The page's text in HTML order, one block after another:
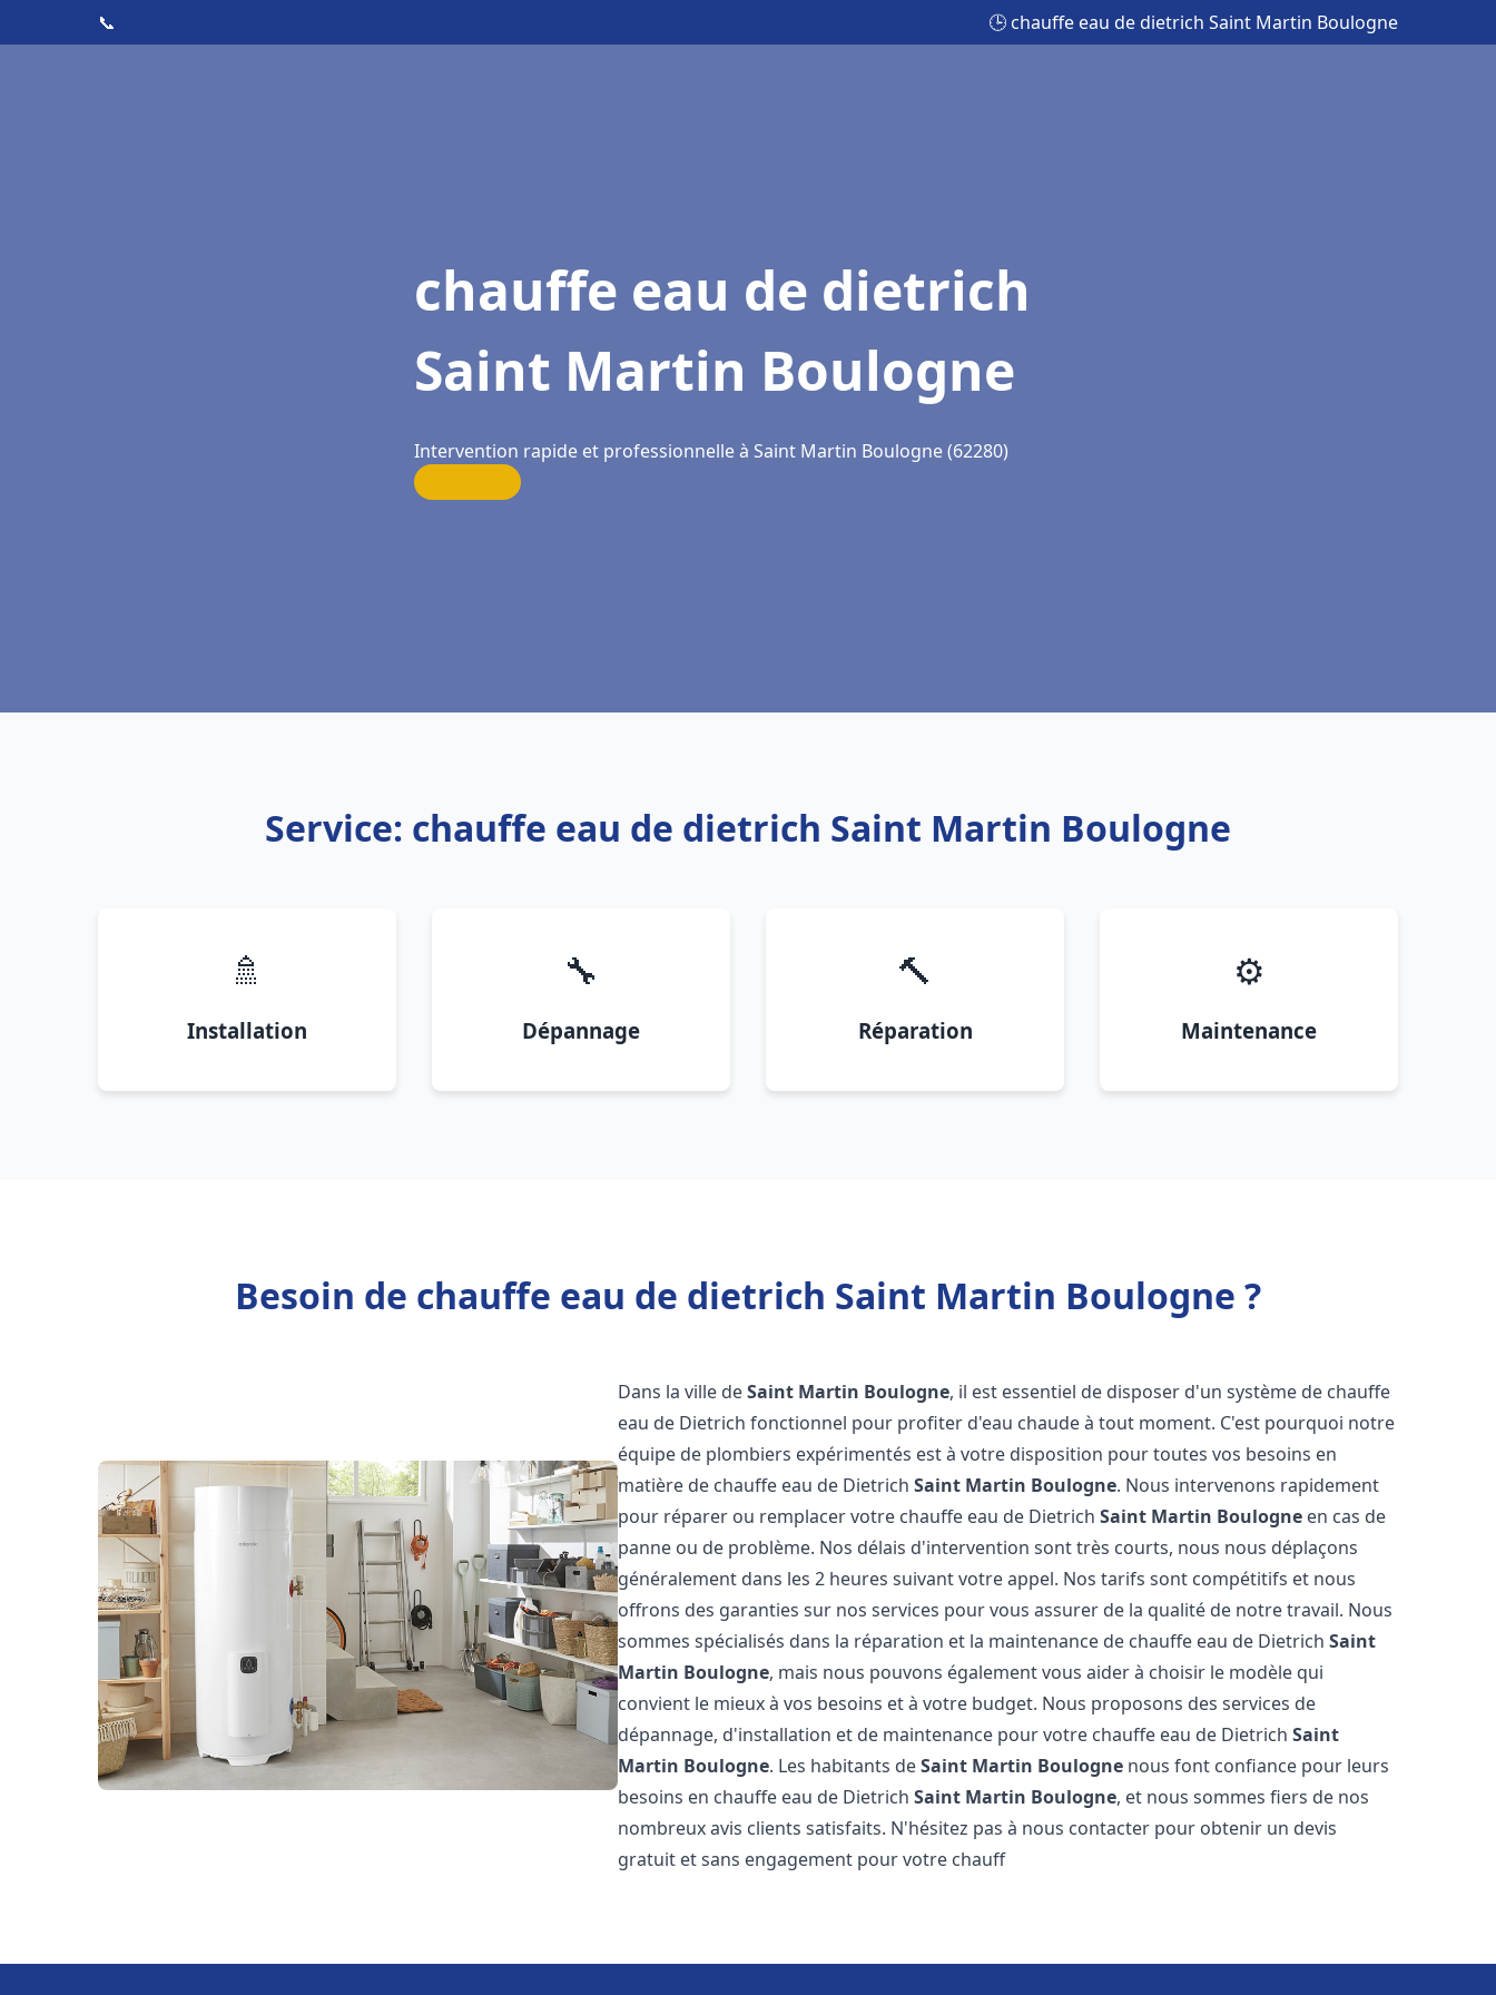
📞 🕒 chauffe eau de dietrich Saint Martin Boulogne
chauffe eau de dietrich
Saint Martin Boulogne
Intervention rapide et professionnelle à Saint Martin Boulogne (62280)
Service: chauffe eau de dietrich Saint Martin Boulogne
🚿
Installation
🔧
Dépannage
🔨
Réparation
⚙️
Maintenance
Besoin de chauffe eau de dietrich Saint Martin Boulogne ?
Dans la ville deSaint Martin Boulogne, il est essentiel de disposer d'un système de chauffe
eau de Dietrich fonctionnel pour profiter d'eau chaude à tout moment. C'est pourquoi notre
équipe de plombiers expérimentés est à votre disposition pour toutes vos besoins en
matière de chauffe eau de DietrichSaint Martin Boulogne. Nous intervenons rapidement
pour réparer ou remplacer votre chauffe eau de DietrichSaint Martin Boulogne en cas de
panne ou de problème. Nos délais d'intervention sont très courts, nous nous déplaçons
généralement dans les 2 heures suivant votre appel. Nos tarifs sont compétitifs et nous
offrons des garanties sur nos services pour vous assurer de la qualité de notre travail. Nous
sommes spécialisés dans la réparation et la maintenance de chauffe eau de DietrichSaint
Martin Boulogne, mais nous pouvons également vous aider à choisir le modèle qui
convient le mieux à vos besoins et à votre budget. Nous proposons des services de
dépannage, d'installation et de maintenance pour votre chauffe eau de DietrichSaint
Martin Boulogne. Les habitants deSaint Martin Boulogne nous font confiance pour leurs
besoins en chauffe eau de DietrichSaint Martin Boulogne, et nous sommes fiers de nos
nombreux avis clients satisfaits. N'hésitez pas à nous contacter pour obtenir un devis
gratuit et sans engagement pour votre chauff